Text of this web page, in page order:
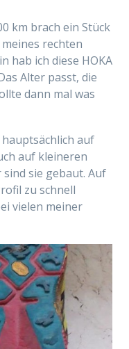
km brach ein Stück
rechten
hab ich diese HOKA
Alter passt, die
dann mal was
auf
auf kleineren
sie gebaut. Auf
zu schnell
vielen meiner